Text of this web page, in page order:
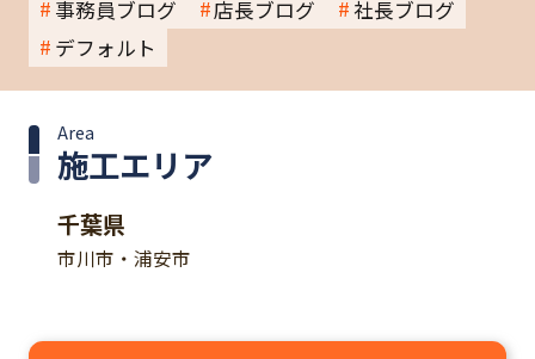
事務員ブログ 店長ブログ
社長ブログ
デフォルト
施工エリア
Area
千葉県
市川市・浦安市